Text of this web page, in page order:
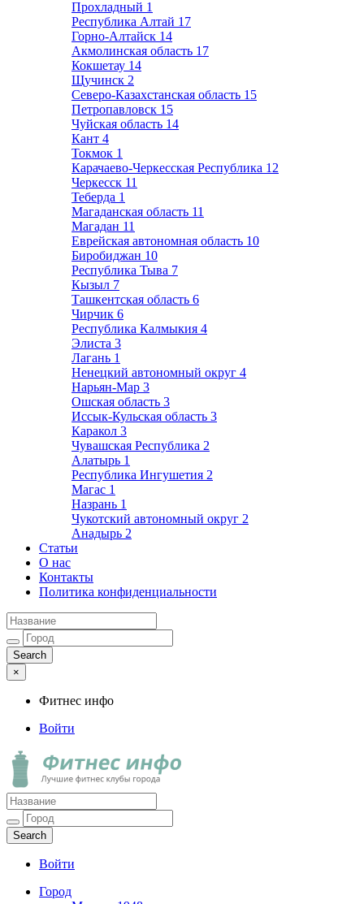
Прохладный 1
Республика Алтай 17
Горно-Алтайск 14
Акмолинская область 17
Кокшетау 14
Щучинск 2
Северо-Казахстанская область 15
Петропавловск 15
Чуйская область 14
Кант 4
Токмок 1
Карачаево-Черкесская Республика 12
Черкесск 11
Теберда 1
Магаданская область 11
Магадан 11
Еврейская автономная область 10
Биробиджан 10
Республика Тыва 7
Кызыл 7
Ташкентская область 6
Чирчик 6
Республика Калмыкия 4
Элиста 3
Лагань 1
Ненецкий автономный округ 4
Нарьян-Мар 3
Ошская область 3
Иссык-Кульская область 3
Каракол 3
Чувашская Республика 2
Алатырь 1
Республика Ингушетия 2
Магас 1
Назрань 1
Чукотский автономный округ 2
Анадырь 2
Статьи
О нас
Контакты
Политика конфиденциальности
×
Фитнес инфо
Войти
Фитнес инфо
Лучшие фитнес клубы города
Войти
Город